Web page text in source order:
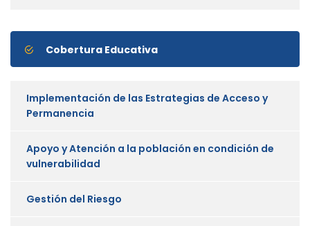
Cobertura Educativa
Implementación de las Estrategias de Acceso y
Permanencia
Apoyo y Atención a la población en condición de
vulnerabilidad
Gestión del Riesgo